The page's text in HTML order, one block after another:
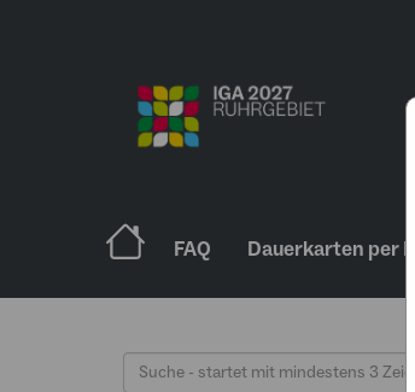
. FAQ Dauerkarten per